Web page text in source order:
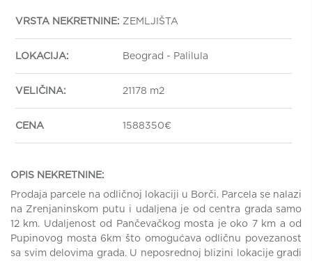
VRSTA NEKRETNINE: ZEMLJIŠTA
LOKACIJA: Beograd - Palilula
VELIČINA: 21178 m2
CENA 1588350€
OPIS NEKRETNINE:
Prodaja parcele na odličnoj lokaciji u Borči. Parcela se nalazi
na Zrenjaninskom putu i udaljena je od centra grada samo
12 km. Udaljenost od Pančevačkog mosta je oko 7 km a od
Pupinovog mosta 6km što omogućava odličnu povezanost
sa svim delovima grada. U neposrednoj blizini lokacije gradi